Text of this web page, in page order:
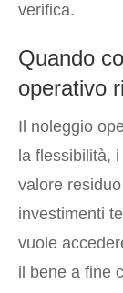
verifica.
Quando
operativo
Il noleggio
la flessibilità,
valore
investimenti
vuole
il bene a fine